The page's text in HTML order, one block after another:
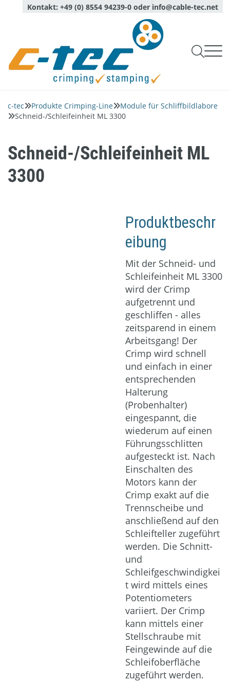
Kontakt: +49 (0) 8554 94239-0 oder info@cable-tec.net

Werkzeugüberprüfung
Messung Leiterauszugskraft
Komplette Schliffbildlabore
Module für Schliffbildlabore
Produkte Stamping-Line
Bandsprühsysteme
Service
Kalibrierung, Wartung und Reparaturservice
Qualität und Umwelt
Aktuelles
Sprache
Deutsch
English
Login

c-tec Produkte Crimping-LineModule für Schliffbildlabore
Schneid-/Schleifeinheit ML 3300
Schneid-/Schleifeinheit ML
3300
Produktbeschr
eibung
Mit der Schneid- und
Schleifeinheit ML 3300
wird der Crimp
aufgetrennt und
geschliffen - alles
zeitsparend in einem
Arbeitsgang! Der
Crimp wird schnell
und einfach in einer
entsprechenden
Halterung
(Probenhalter)
eingespannt, die
wiederum auf einen
Führungsschlitten
aufgesteckt ist. Nach
Einschalten des
Motors kann der
Crimp exakt auf die
Trennscheibe und
anschließend auf den
Schleifteller zugeführt
werden. Die Schnitt-
und
Schleifgeschwindigkei
t wird mittels eines
Potentiometers
variiert. Der Crimp
kann mittels einer
Stellschraube mit
Feingewinde auf die
Schleifoberfläche
zugeführt werden.